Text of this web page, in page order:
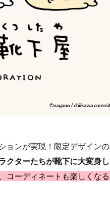
ョンが実現！限定デザイン
クターたちが靴下に大変身
コーディネートも楽しくな